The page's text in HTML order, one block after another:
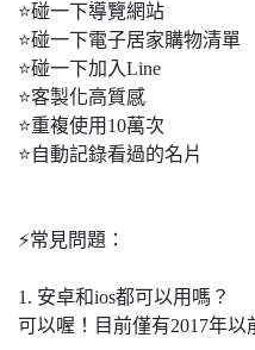
⭐碰一下導覽網站
⭐碰一下電子居家購物清單
⭐碰一下加入Line
⭐客製化高質感
⭐重複使用10萬次
⭐自動記錄看過的名片
⚡常見問題：
1. 安卓和ios都可以用嗎？
可以喔！目前僅有2017年